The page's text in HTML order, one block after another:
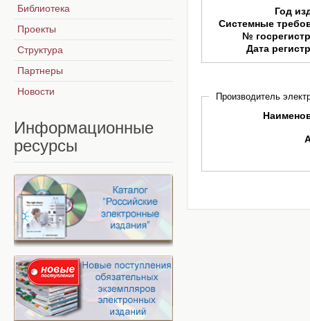
Год
Системные
№
Дата
Производитель
Библиотека
Проекты
Структура
Партнеры
Новости
Информационные
ресурсы